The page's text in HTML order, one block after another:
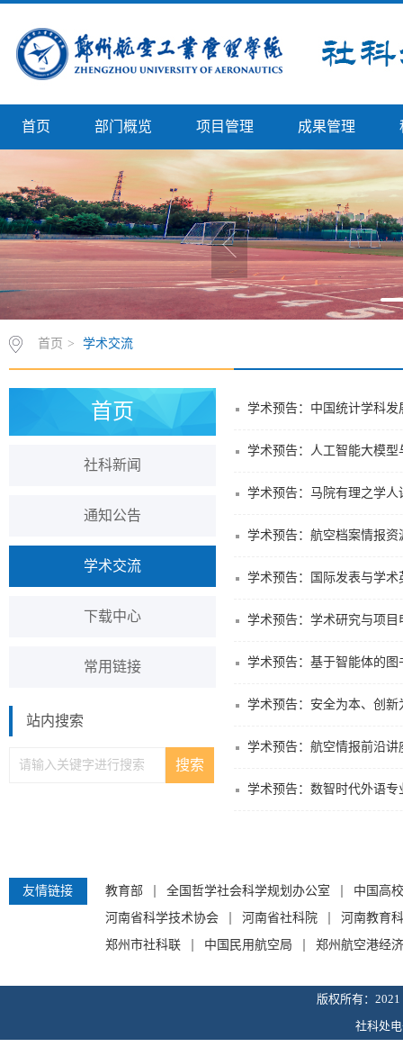
首页 部门概览 项目管理 成果管理
首页 > 学术交流
首页
社科新闻
通知公告
学术交流
下载中心
常用链接
站内搜索
学术预告：中国统计学科
学术预告：人工智能大模
学术预告：马院有理之学人
学术预告：航空档案情报资
学术预告：国际发表与学
学术预告：学术研究与项目
学术预告：基于智能体的
学术预告：安全为本、创
学术预告：航空情报前沿讲
学术预告：数智时代外语专
友情链接 教育部 全国哲学社会科学规划办公室
中国高
河南省科学技术协会
河南省社科院
河南教育
郑州市社科联
中国民用航空局 郑州航空港经
版权所有：
社科处